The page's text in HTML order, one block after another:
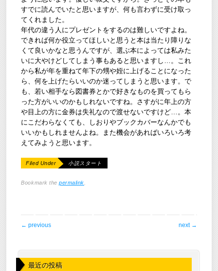
すでに読んでいたと思いますが、何も言わずに受け取っ
てくれました。
年代の違う人にプレゼントをするのは難しいですよね。
できれば何か役立ってほしいと思うと本は当たり障りな
くて良いかなと思うんですが、選ぶ本によっては私みた
いに大やけどしてしまう事もあると思いますし…。これ
から私が年を重ねて年下の甥や姪に上げることになった
ら、何を上げたらいいのか迷ってしまうと思います。で
も、若い相手なら図書券とかで好きなものを買ってもら
った方がいいのかもしれないですね。さすがに年上の方
や目上の方に金券は失礼なので渡せないですけど…。本
にこだわらなくても、しおりやブックカバーなんかでも
いいかもしれませんよね。また機会があればいろいろ考
えてみようと思います。
Filed Under 小説スタート
Bookmark thepermalink.
post navigation
← previous next →
最近の投稿